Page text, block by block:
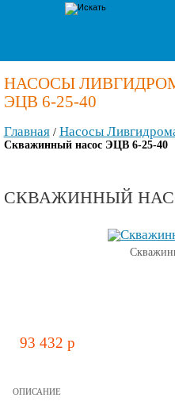
НАСОСЫ
ЭЦВ 6-25-40
Главная/ Насосы
Скважинный насос ЭЦВ 6-25-40
СКВАЖИННЫЙ
93 432 p
ОПИСАНИЕ